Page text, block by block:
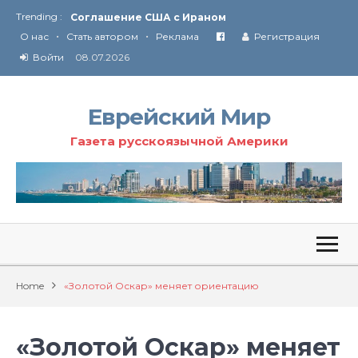
Trending :
Соглашение США с Ираном
Технология Революции в Иране
О нас • Стать автором • Реклама
Регистрация
Войти
08.07.2026
Еврейский Мир
Газета русскоязычной Америки
Home «Золотой Оскар» меняет ориентацию
«Золотой Оскар» меняет